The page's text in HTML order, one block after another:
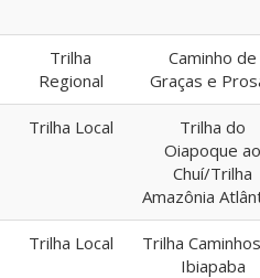
Trilha
Regional
Caminho de
Graças e
Trilha Local
Trilha do
Oiapoque ao
Chuí/Trilha
Amazônia
Trilha Local
Trilha
Ibiapaba